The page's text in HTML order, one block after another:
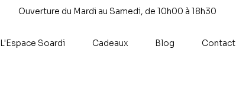
Ouverture du Mardi au Samedi, de 10h00 à 18h30
L'Espace Soardi Cadeaux Blog Contact